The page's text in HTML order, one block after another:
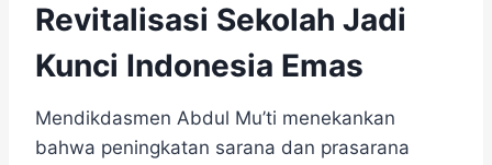
Revitalisasi Sekolah Jadi
Kunci Indonesia Emas
Mendikdasmen Abdul Mu’ti menekankan
bahwa peningkatan sarana dan prasarana